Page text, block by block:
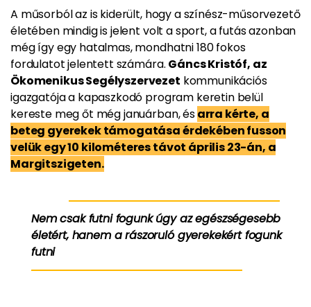
A műsorból az is kiderült, hogy a színész-műsorvezető
életében mindig is jelent volt a sport, a futás azonban
még így egy hatalmas, mondhatni 180 fokos
fordulatot jelentett számára. Gáncs Kristóf, az
Ökomenikus Segélyszervezet kommunikációs
igazgatója a kapaszkodó program keretin belül
kereste meg őt még januárban, ésarra kérte, a
beteg gyerekek támogatása érdekében fusson
velük egy 10 kilométeres távot április 23-án, a
Margitszigeten.
Nem csak futni fogunk úgy az egészségesebb
életért, hanem a rászoruló gyerekekért fogunk
futni